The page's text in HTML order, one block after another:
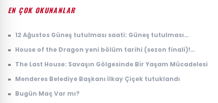
EN ÇOK OKUNANLAR
» 12 Ağustos Güneş tutulması saati: Güneş tutulması
» House of the Dragon yeni bölüm tarihi (sezon finali)!
yayınlanacak?
» The Last House: Savaşın Gölgesinde Bir Yaşam Mücadelesi
» Menderes Belediye Başkanı İlkay Çiçek tutuklandı
» Bugün Maç Var mı?